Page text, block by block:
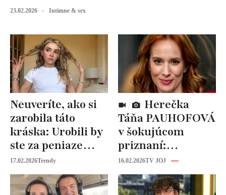
23.02.2026 Intímne & sex
Neuveríte, ako si
zarobila táto
kráska: Urobili by
ste za peniaze
niečo podobné?
17.02.2026Trendy
Táňa PAUHOFOVÁ
v šokujúcom
priznaní:
NEVHODNÉ
návrhy v
šoubiznise!
16.02.2026TV JOJ